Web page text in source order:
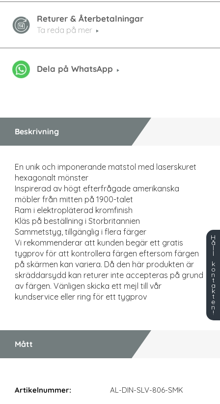
Returer & Återbetalningar
Ta reda på mer
Dela på WhatsApp
Beskrivning
En unik och imponerande matstol med laserskuret
hexagonalt mönster
Inspirerad av högt efterfrågade amerikanska
möbler från mitten på 1900-talet
Ram i elektropläterad kromfinish
Kläs på beställning i Storbritannien
Sammetstyg, tillgänglig i flera färger
Vi rekommenderar att kunden begär ett gratis
tygprov för att kontrollera färgen eftersom färgen
på skärmen kan variera. Då den här produkten är
skräddarsydd kan returer inte accepteras på grund
av färgen. Vänligen skicka ett mejl till vår
kundservice eller ring för ett tygprov
Mått
AL-DIN-SLV-806-SMK
H
å
l
l
k
o
n
t
a
k
t
e
n
!